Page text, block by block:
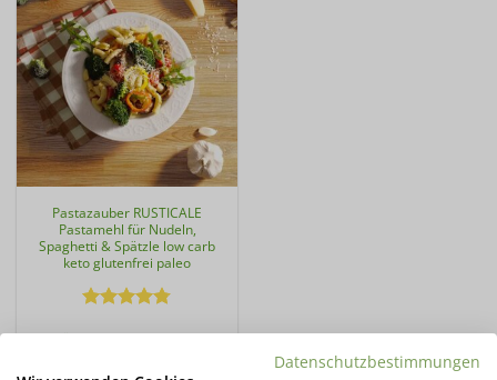
Pastazauber RUSTICALE
Pastamehl für Nudeln,
Spaghetti & Spätzle low carb
keto glutenfrei paleo
geprüfte Gesamtbewertungen
Datenschutzbestimmungen